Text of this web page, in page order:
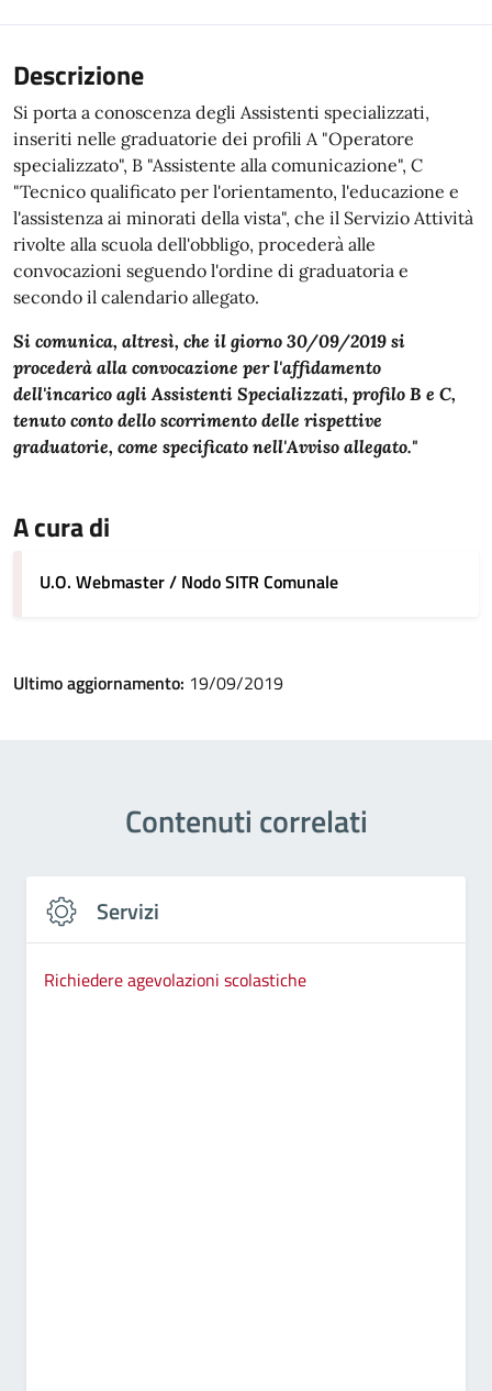
Descrizione
Si porta a conoscenza degli Assistenti specializzati,
inseriti nelle graduatorie dei profili A "Operatore
specializzato", B "Assistente alla comunicazione", C
"Tecnico qualificato per l'orientamento, l'educazione e
l'assistenza ai minorati della vista", che il Servizio Attività
rivolte alla scuola dell'obbligo, procederà alle
convocazioni seguendo l'ordine di graduatoria e
secondo il calendario allegato.
Si comunica, altresì, che il giorno 30/09/2019 si
procederà alla convocazione per l'affidamento
dell'incarico agli Assistenti Specializzati, profilo B e C,
tenuto conto dello scorrimento delle rispettive
graduatorie, come specificato nell'Avviso allegato."
A cura di
U.O. Webmaster / Nodo SITR Comunale
Ultimo aggiornamento: 19/09/2019
Contenuti correlati
Servizi
Richiedere agevolazioni scolastiche